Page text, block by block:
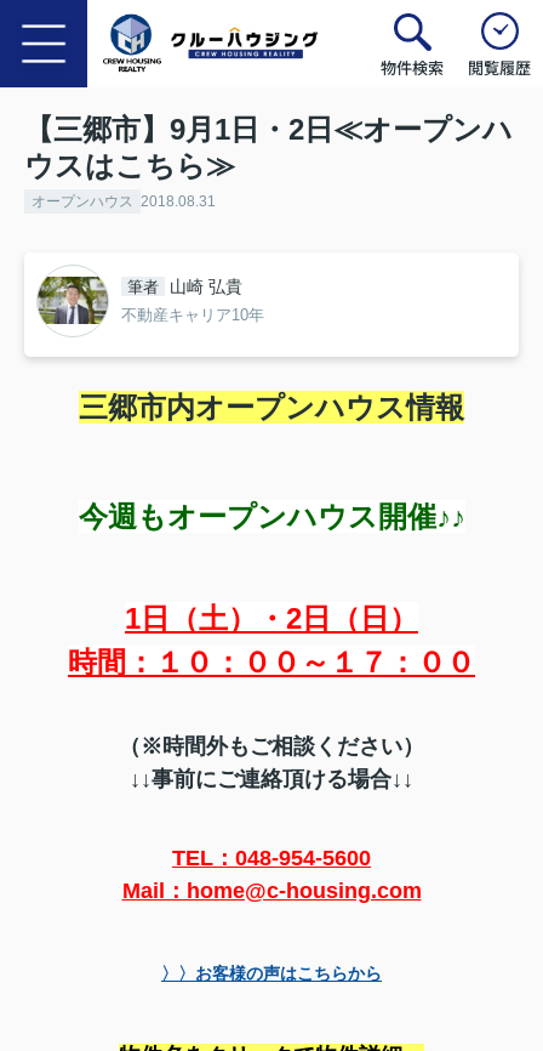
物件検索 閲覧履歴
【三郷市】9月1日・2日≪オープンハ
ウスはこちら≫
オープンハウス 2018.08.31
筆者 山崎 弘貴
不動産キャリア10年
三郷市内オープンハウス情報
今週もオープンハウス開催♪♪
1日（土）・2日（日）
時間：１０：００～１７：００
（※時間外もご相談ください）
↓↓事前にご連絡頂ける場合↓↓
TEL：048-954-5600
Mail：home@c-housing.com
〉〉お客様の声はこちらから